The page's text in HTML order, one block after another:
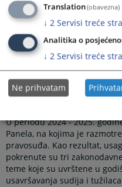
Potreba za efikasnijom
izražena uslijed zastoja u
prethodnih godina. Kao
predsjednicima Panel
doprinijele boljoj
prakse i omogućile
Stručni dijalog koji se vodi
pogledu potrebe za
Bosne i Hercegovine
U periodu 2024 - 2025.
Panela, na kojima je
pravosuđa. Kao rezultat,
pokrenute su tri
teme koje su uvrštene u
usavršavanja sudija i
Translation(obavezna)
↓ 2 Servisi treće
Analitika o
↓ 2 Servisi treće
Ne prihvatam